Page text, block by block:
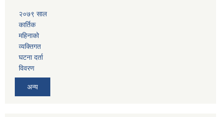
२०७९ साल
कार्तिक
महिनाको
व्यक्तिगत
घटना दर्ता
विवरण
अन्य